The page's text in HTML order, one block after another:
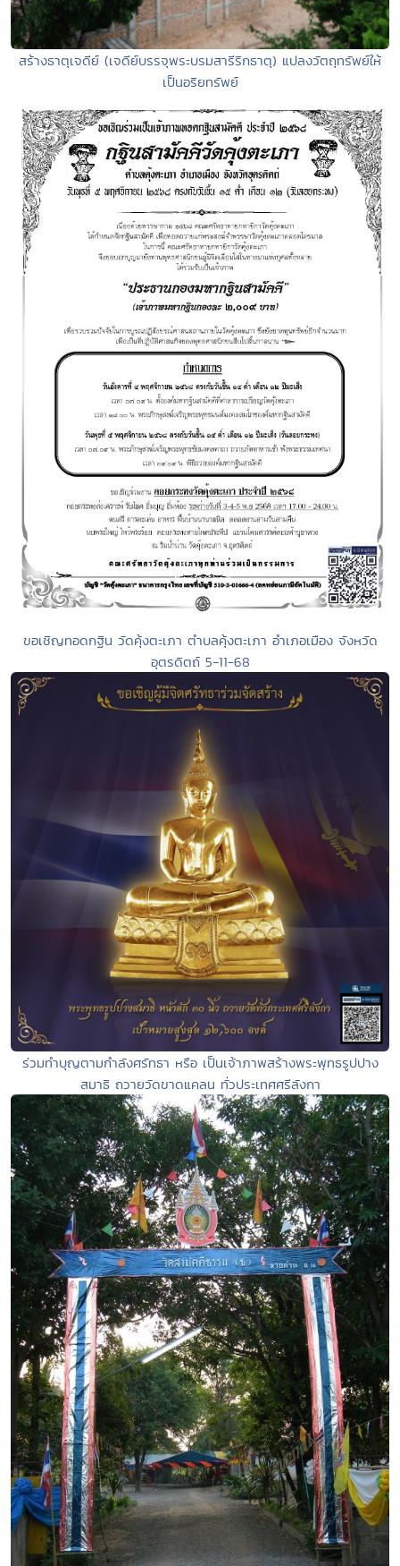
สร้างธาตุเจดีย์ (เจดีย์บรรจุพระบรมสารีริกธาตุ) แปลงวัตถุทรัพย์ให้
เป็นอริยทรัพย์
ขอเชิญทอดกฐิน วัดคุ้งตะเภา ตำบลคุ้งตะเภา อำเภอเมือง จังหวัด
อุตรดิตถ์ 5-11-68
ร่วมทำบุญตามกำลังศรัทธา หรือ เป็นเจ้าภาพสร้างพระพุทธรูปปาง
สมาธิ ถวายวัดขาดแคลน ทั่วประเทศศรีลังกา